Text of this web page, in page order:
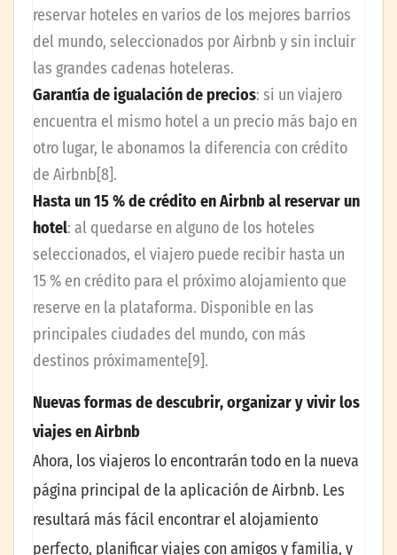
reservar hoteles en varios de los mejores barrios
del mundo, seleccionados por Airbnb y sin incluir
las grandes cadenas hoteleras.
Garantía de igualación de precios: si un viajero
encuentra el mismo hotel a un precio más bajo en
otro lugar, le abonamos la diferencia con crédito
de Airbnb[8].
Hasta un 15 % de crédito en Airbnb al reservar un
hotel: al quedarse en alguno de los hoteles
seleccionados, el viajero puede recibir hasta un
15 % en crédito para el próximo alojamiento que
reserve en la plataforma. Disponible en las
principales ciudades del mundo, con más
destinos próximamente[9].
Nuevas formas de descubrir, organizar y vivir los
viajes en Airbnb
Ahora, los viajeros lo encontrarán todo en la nueva
página principal de la aplicación de Airbnb. Les
resultará más fácil encontrar el alojamiento
perfecto, planificar viajes con amigos y familia, y